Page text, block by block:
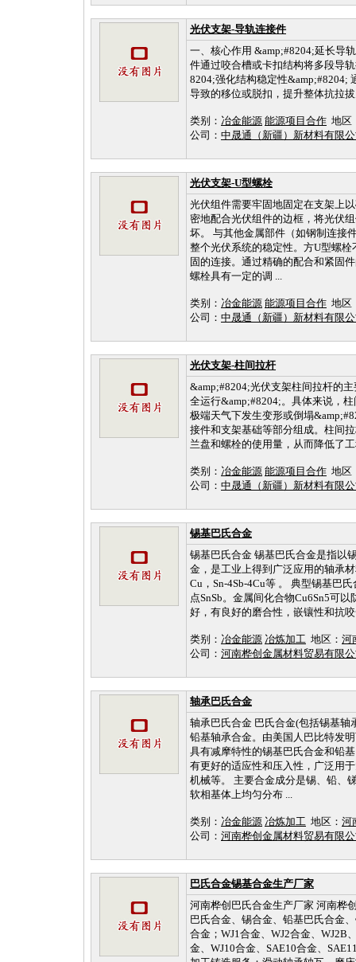
光伏支架-导轨连接件
一、核心作用 &amp;#8204;延长导
件通过咬合槽或卡扣结构将多段导
8204;强化结构稳定性&amp;#8204;
导致的移位或脱扣，提升整体抗拉
类别： 冶金能源 能源项目合作 地区
公司： 中晟通（新疆）新材料有限
光伏支架-U型螺栓
光伏组件需要牢固地固定在支架上
密地配合光伏组件的边框，将光伏
坏。 与其他金属部件（如钢制连接
整个光伏系统的稳定性。方U型螺
固的连接。通过精确的配合和紧固
螺栓具有一定的调 ...
类别： 冶金能源 能源项目合作 地区
公司： 中晟通（新疆）新材料有限
光伏支架-柱间拉杆
&amp;#8204;光伏支架柱间拉杆的
全运行&amp;#8204;。具体来说，
极端天气下发生变形或倒塌
接件和支架基础等部分组成。柱间
兰盘和螺栓的使用量，从而降低了
类别： 冶金能源 能源项目合作 地区
公司： 中晟通（新疆）新材料有限
锡基巴氏合金
锡基巴氏合金 锡基巴氏合金是指以
金，是工业上得到广泛应用的轴承材
Cu，Sn-4Sb-4Cu等 。 典型锡基巴
点SnSb。金属间化合物Cu6Sn5可
好，有良好的磨合性，嵌镶性和抗
类别： 冶金能源 冶炼加工 地区： 河
公司： 河南桦创金属材料贸易有限
轴承巴氏合金
轴承巴氏合金 巴氏合金(包括锡基
铅基轴承合金。由美国人巴比特发
具有减摩特性的锡基巴氏合金和铅
有更好的适应性和压入性，广泛用
机械等。 主要合金成分是锡、铅、
软相基体上均匀分布 ...
类别： 冶金能源 冶炼加工 地区： 河
公司： 河南桦创金属材料贸易有限
巴氏合金锡基合金生产厂家
河南桦创巴氏合金生产厂家 河南桦
巴氏合金、锡合金、铅基巴氏合金
合金；WJ1合金、WJ2合金、WJ2B
金、WJ10合金、SAE10合金、